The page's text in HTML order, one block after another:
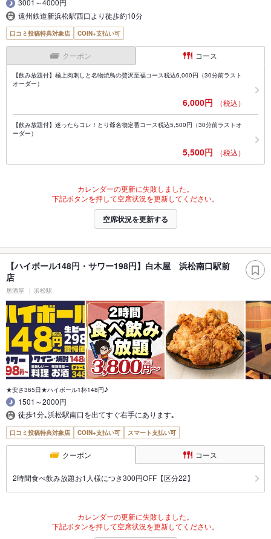
3001～4000円
遠州鉄道新浜松駅西口より徒歩約10分
口コミ投稿特典対象店 COIN+支払い可
クーポン コース
【飲み放題付】極上肉刺しと名物焼鳥の贅沢至福コース税込6,000円（30分前ラスト
オーダー）
6,000円 （税込）
【飲み放題付】迷ったらコレ！とり爺名物定番コース税込5,500円（30分前ラストオ
ーダー）
5,500円 （税込）
カレンダーの更新に失敗しました。
下記ボタンを押して空席状況を更新してください。
空席状況を更新する
【ハイボール148円・サワー198円】白木屋 浜松南口駅前
店
居酒屋 浜松駅
★安さ365日★ハイボール1杯148円♪
1501～2000円
徒歩1分｡浜松駅南口を出てすぐ右手にあります｡
口コミ投稿特典対象店 COIN+支払い可 スマート支払い可
クーポン コース
2時間食べ飲み放題お1人様につき300円OFF【区分22】
カレンダーの更新に失敗しました。
下記ボタンを押して空席状況を更新してください。